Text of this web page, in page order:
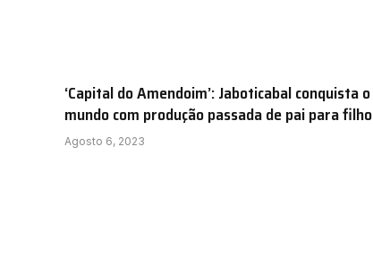
‘Capital do Amendoim’: Jaboticabal conquista o
mundo com produção passada de pai para filho
Agosto 6, 2023